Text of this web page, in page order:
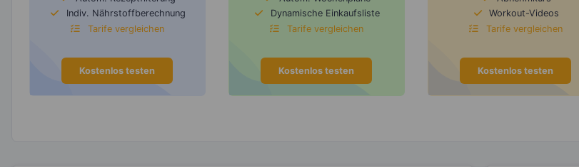
Indiv. Nährstoffberechnung
Tarife vergleichen
Kostenlos testen
Dynamische Einkaufsliste
Tarife vergleichen
Kostenlos testen
Workout-Videos
Tarife vergleichen
Kostenlos testen